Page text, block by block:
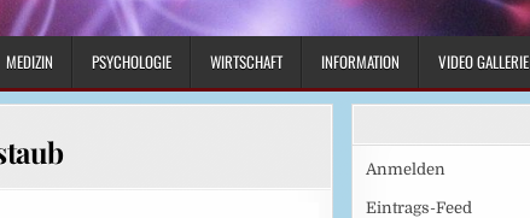
MEDIZIN PSYCHOLOGIE WIRTSCHAFT INFORMATION VIDEO GALLERIE
Anmelden
Eintrags-Feed